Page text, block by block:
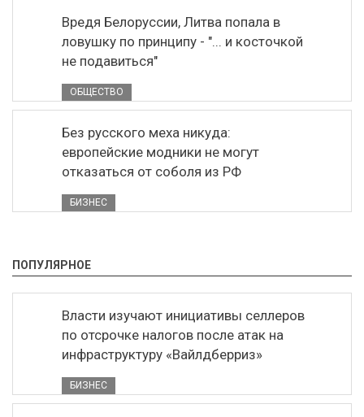
Вредя Белоруссии, Литва попала в
ловушку по принципу - "... и косточкой
не подавиться"
ОБЩЕСТВО
Без русского меха никуда:
европейские модники не могут
отказаться от соболя из РФ
БИЗНЕС
ПОПУЛЯРНОЕ
Власти изучают инициативы селлеров
по отсрочке налогов после атак на
инфраструктуру «Вайлдберриз»
БИЗНЕС